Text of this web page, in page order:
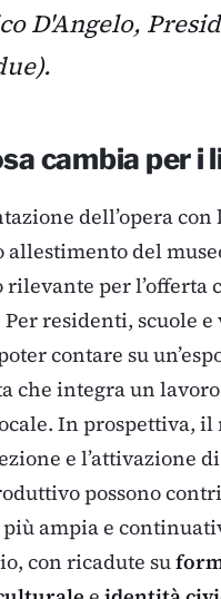
D'Angelo,
cambia per i
dell’opera
allestimento del
rilevante per l’offerta
residenti, scuole
contare su
che integra un
In prospettiva,
e l’attivazione
possono
ampia e
con ricadute su